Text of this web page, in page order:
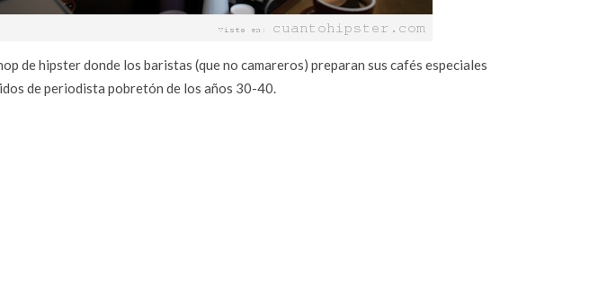
de hipster donde los baristas (que no camareros) preparan sus cafés especiales
de periodista pobretón de los años 30-40.